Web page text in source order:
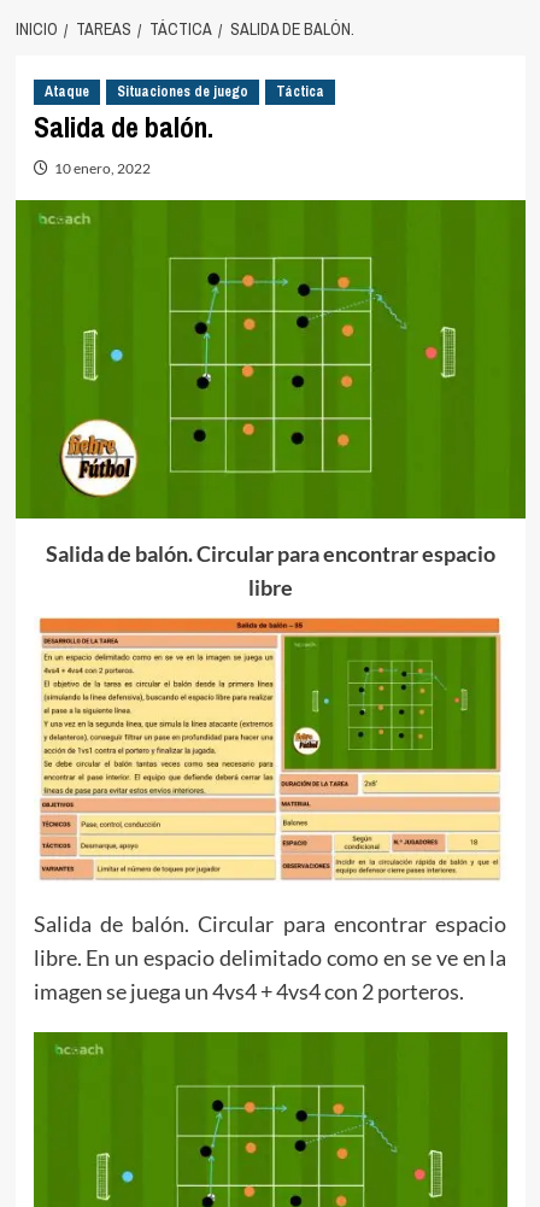
INICIO TAREAS TÁCTICA SALIDA DE BALÓN.
Ataque Situaciones de juego Táctica
Salida de balón.
10 enero, 2022
Salida de balón. Circular para encontrar espacio
libre
Salida de balón. Circular para encontrar espacio
libre. En un espacio delimitado como en se ve en la
imagen se juega un 4vs4 + 4vs4 con 2 porteros.